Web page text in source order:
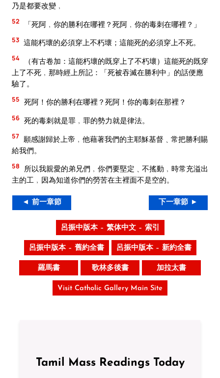
乃是都要改變﹐
52 「死阿﹐你的勝利在哪裡？死阿﹐你的毒刺在哪裡？」
53 這能朽壞的必須穿上不朽壞；這能死的必須穿上不死。
54
（有古卷加：這能朽壞的既穿上了不朽壞）這能死的既穿
上了不死﹐那時經上所記：「死被吞滅在勝利中」的話便應
驗了。
55 死阿！你的勝利在哪裡？死阿！你的毒刺在那裡？
56 死的毒刺就是罪﹐罪的勢力就是律法。
57 願感謝歸於上帝﹐他藉著我們的主耶穌基督﹑常把勝利賜
給我們。
58
所以我親愛的弟兄們﹐你們要堅定﹑不搖動﹐時常充溢出
主的工﹐因為知道你們的勞苦在主裡面不是空的。
◄ 前一章節 下一章節 ►
呂振中版本 – 繁体中文 – 索引
呂振中版本 – 舊約全書 呂振中版本 – 新約全書
羅馬書 歌林多後書 加拉太書
Visit Catholic Gallery Main Site
Tamil Mass Readings Today